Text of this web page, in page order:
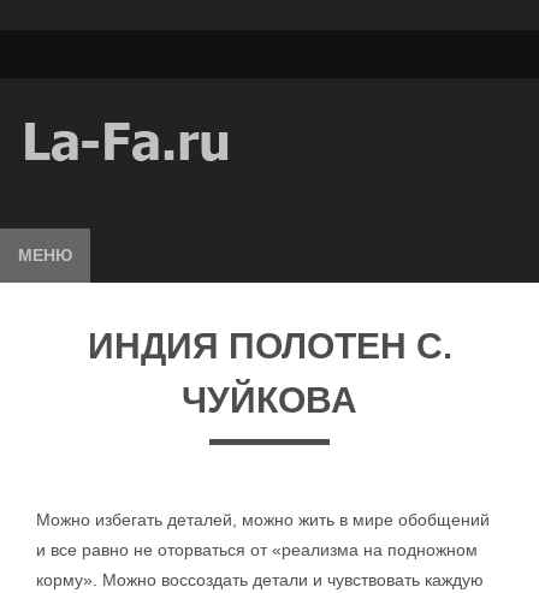
МЕНЮ
ИНДИЯ ПОЛОТЕН С.
ЧУЙКОВА
Можно избегать деталей, можно жить в мире обобщений
и все равно не оторваться от «реализма на подножном
корму». Можно воссоздать детали и чувствовать каждую